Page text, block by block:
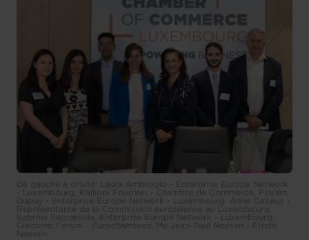
De gauche à droite: Laura Ambrogio - Enterprise Europe Network
- Luxembourg, Kalliopi Fournari - Chambre de Commerce, Florian
Dupuy - Enterprise Europe Network - Luxembourg, Anne Calteux -
Représentante de la Commission européenne au Luxembourg,
Sabrina Sagramola, Enterprise Europe Network - Luxembourg,
Giacomo Fersini - Eurochambres, Me Jean-Paul Noesen - Étude
Noesen